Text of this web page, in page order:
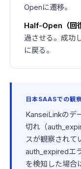
Openに遷移。
Half-Open（回
過させる。成功
に戻る。
日本SAASでの観
KanseiLinkのデ
切れ（
スが観察されて
auth_expiredエ
を検知した場合